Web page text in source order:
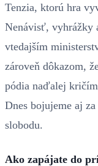
Tenzia, ktorú hra
Nenávisť, vyhrážky
vtedajším
zároveň dôkazom,
pódia naďalej
Dnes bojujeme aj
slobodu.
Ako zapájate do